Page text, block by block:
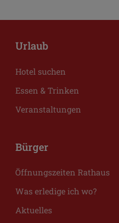
Urlaub
Hotel suchen
Essen & Trinken
Veranstaltungen
Bürger
Öffnungszeiten Rathaus
Was erledige ich wo?
Aktuelles